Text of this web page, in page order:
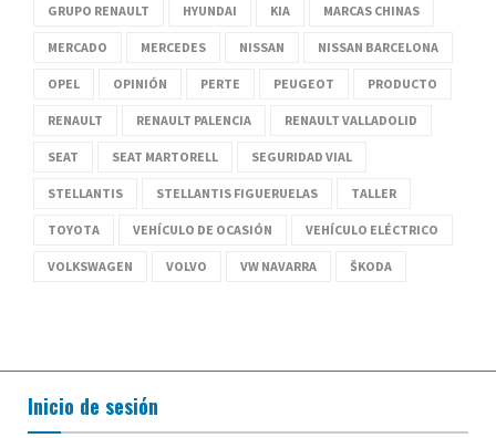
GRUPO RENAULT HYUNDAI KIA MARCAS CHINAS
MERCADO MERCEDES NISSAN NISSAN BARCELONA
OPEL OPINIÓN PERTE PEUGEOT PRODUCTO
RENAULT RENAULT PALENCIA RENAULT VALLADOLID
SEAT SEAT MARTORELL SEGURIDAD VIAL
STELLANTIS STELLANTIS FIGUERUELAS TALLER
TOYOTA VEHÍCULO DE OCASIÓN VEHÍCULO ELÉCTRICO
VOLKSWAGEN VOLVO VW NAVARRA ŠKODA
Inicio de sesión